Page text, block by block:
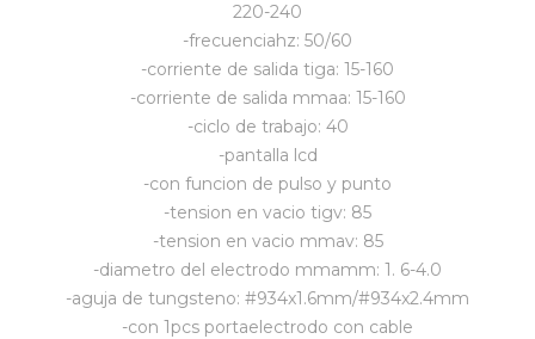
220-240
-frecuenciahz: 50/60
-corriente de salida tiga: 15-160
-corriente de salida mmaa: 15-160
-ciclo de trabajo: 40
-pantalla lcd
-con funcion de pulso y punto
-tension en vacio tigv: 85
-tension en vacio mmav: 85
-diametro del electrodo mmamm: 1. 6-4.0
-aguja de tungsteno: #934x1.6mm/#934x2.4mm
-con 1pcs portaelectrodo con cable
Vestimenta y calzado